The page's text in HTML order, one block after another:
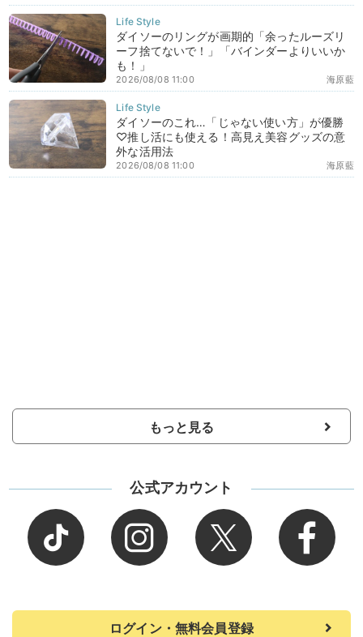
ダイソーのリングが画期的「余ったルーズリ
ーフ捨てないで！」「バインダーよりいいか
も！」
海原藍
2026/08/08 11:00
ダイソーのこれ…「じゃない使い方」が優勝
♡推し活にも使える！高見え美容グッズの意
外な活用法
海原藍
2026/08/08 11:00
もっと見る
公式アカウント
ログイン・無料会員登録